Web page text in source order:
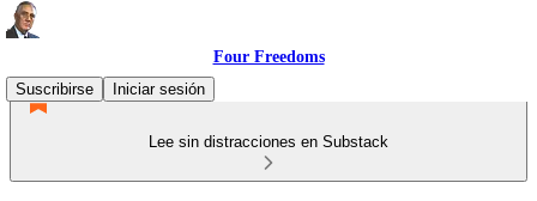
Four Freedoms
Suscribirse
Iniciar sesión
Lee sin distracciones en Substack